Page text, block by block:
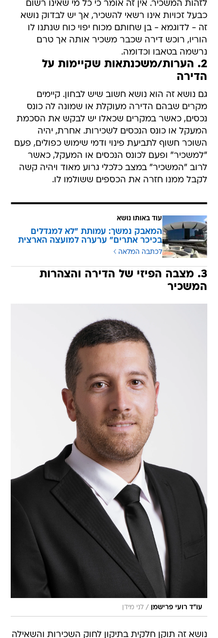
לזהות המשכיר. אין זה אומר כי כל מי שאינו רשום
כבעל זכויות אינו רשאי להשכיר, אך יש לבדוק נושא
זה - לדוגמא - בן שחותם מכוח יפוי כוח שנתנו לו
הוריו, רוכש דירה שכבר משכיר אותה אך טרם
נרשמה בטאבו וכדומה.
2. הערות/משכנתאות שקיימות על
הדירה
גם נושא זה הוא נושא חשוב שיש לבחון. קיימים
מקרים שבהם הדירה מעוקלת או שמונה לה כונס
נכסים, כאשר במקרים שכאלו יש לבקש את הסכמת
המעקל או כונס הנכסים לשכירות. אחרת, יהיה
השוכר חשוף לתביעת פינוי ודמי שימוש כפולים, פעם
"למשכיר" ופעם לכונס הנכסים או המעקל, כאשר
לרוב "המשכיר" במצב כלכלי גרוע מאוד ויהיה קשה
לקבל ממנו חזרה את הכספים ששולמו לו.
עוד באותו נושא
המאבק נמשך: עמותת "לא למגדלים
בכיכר אתרים" ערערה למועצה הארצית
לכתבה המלאה
3. מצבה הפיזי של הדירה והצהרות
המשכיר
עו"ד רועי פרישמן / לני מידן
נושא זה תוקן חלקית בתיקון לחוק השכירות והשאילה